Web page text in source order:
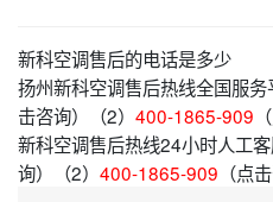
新科空调售后的电话是多少
扬州新科空调售后热线全国服务
击咨询）（2） 400-1865-909
新科空调售后热线24小时人工
询）（2） 400-1865-909 （点